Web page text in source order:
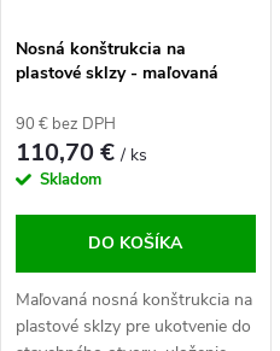
Nosná konštrukcia na
plastové sklzy - maľovaná
90 € bez DPH
110,70 €/ ks
Skladom
DO KOŠÍKA
Maľovaná nosná konštrukcia na
plastové sklzy pre ukotvenie do